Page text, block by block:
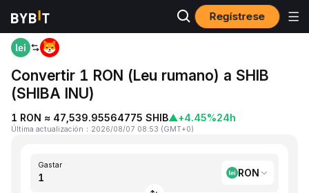
Regístrese
Inicio RON to SHIB
Convertir 1 RON (Leu rumano) a SHIB
(SHIBA INU)
1 RON ≈ 47,539.95564775 SHIB▲+4.45%24h
Última actualización ： 2026/08/07 08:53 (GMT+0)
Gastar
RON